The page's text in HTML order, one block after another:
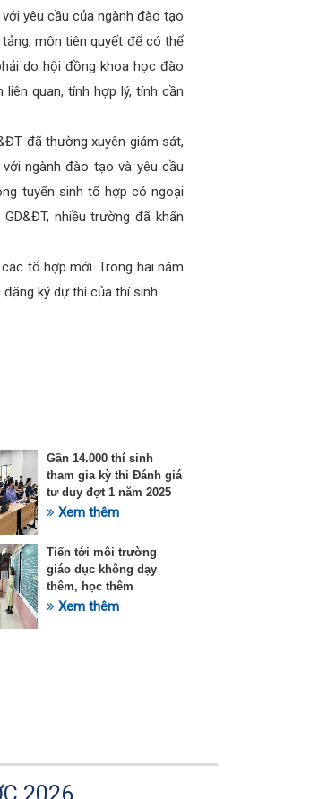
yêu cầu của ngành đào tạo
môn tiên quyết để có thể
do hội đồng khoa học đào
quan, tính hợp lý, tính cần
đã thường xuyên giám sát,
ngành đào tạo và yêu cầu
tuyển sinh tổ hợp có ngoại
nhiều trường đã khẩn
tổ hợp mới. Trong hai năm
ký dự thi của thí sinh.
Gần 14.000 thí sinh
tham gia kỳ thi Đánh giá
tư duy đợt 1 năm 2025
Xem thêm
Tiến tới môi trường
giáo dục không dạy
thêm, học thêm
Xem thêm
2026